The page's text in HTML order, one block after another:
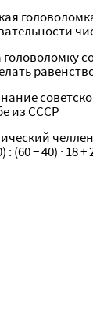
из СССР
: (60 − 40) · 18 +